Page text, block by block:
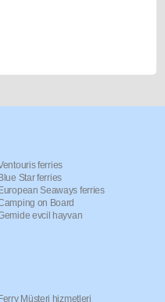
ferries
Blue Star ferries
European Seaways ferries
on Board
evcil hayvan
Ferry Müşteri hizmetleri